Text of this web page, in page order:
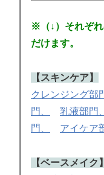
※（↓）それぞ
だけます。
【スキンケア】
クレンジング部
門、
乳液部門、
門、
アイケア
【ベースメイク】